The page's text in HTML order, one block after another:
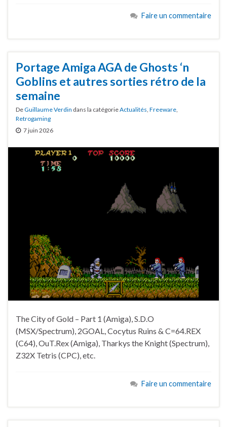
Faire un commentaire
Portage Amiga AGA de Ghosts ‘n
Goblins et autres sorties rétro de la
semaine
DeGuillaume Verdin dans la catégorieActualités Freeware
Retrogaming
7 juin 2026
The City of Gold – Part 1 (Amiga), S.D.O
(MSX/Spectrum), 2GOAL, Cocytus Ruins & C=64.REX
(C64), OuT.Rex (Amiga), Tharkys the Knight (Spectrum),
Z32X Tetris (CPC), etc.
Faire un commentaire